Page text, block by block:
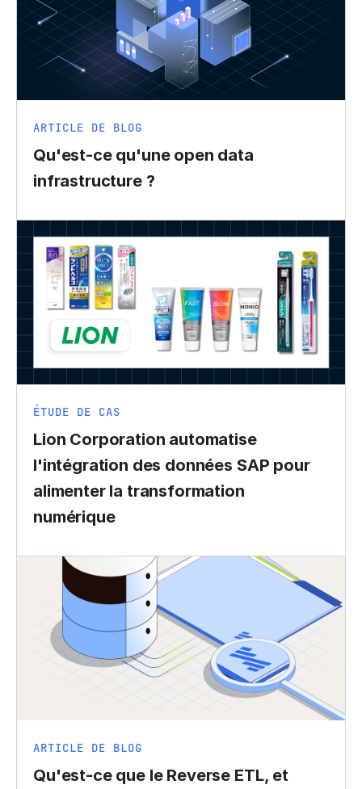
ARTICLE DE BLOG
Qu'est-ce qu'une open data
infrastructure ?
ÉTUDE DE CAS
Lion Corporation automatise
l'intégration des données SAP pour
alimenter la transformation
numérique
ARTICLE DE BLOG
Qu'est-ce que le Reverse ETL, et